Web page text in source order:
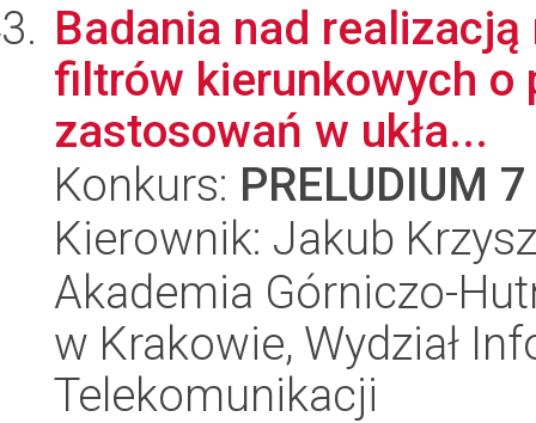
Badania nad
filtrów kierunkowych o
zastosowań w ukła...
Konkurs: PRELUDIUM 7
Kierownik: Jakub
Akademia Górniczo-
w Krakowie, Wydział
Telekomunikacji